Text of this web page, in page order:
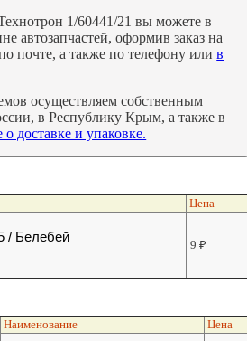
1/60441/21 вы можете в
автозапчастей, оформив заказ на
почте, а также по телефону илив
осуществляем собственным
в Республику Крым, а также в
доставке и упаковке.
Цена
/ Белебей
9₽
Наименование Цена